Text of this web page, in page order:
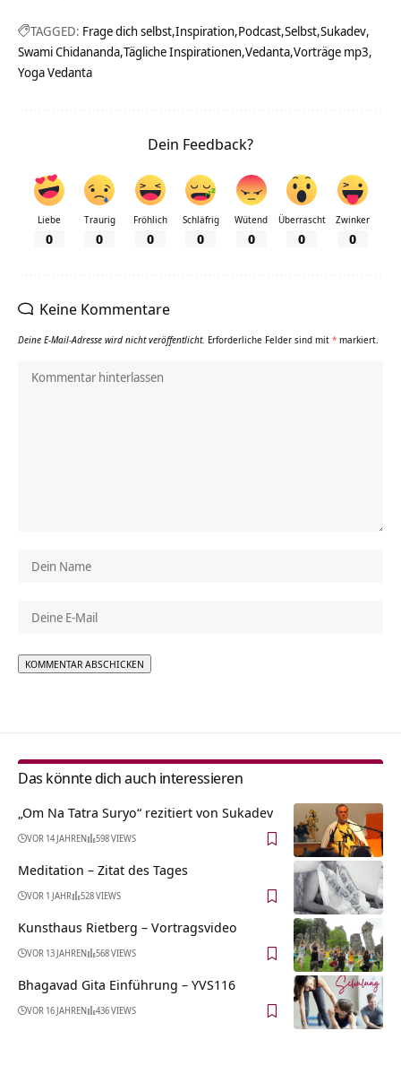
TAGGED: Frage dich selbst Inspiration Podcast Selbst Sukadev
Swami Chidananda Tägliche Inspirationen Vedanta Vorträge mp3
Yoga Vedanta
Dein Feedback?
Liebe
0
Traurig
0
Fröhlich
0
Schläfrig
0
Wütend
0
Überrascht
0
Zwinker
0
Keine Kommentare
Deine E-Mail-Adresse wird nicht veröffentlicht. Erforderliche Felder sind mit * markiert.
Das könnte dich auch interessieren
„Om Na Tatra Suryo“ rezitiert von Sukadev
VOR 14 JAHREN 598 VIEWS
Meditation – Zitat des Tages
VOR 1 JAHR 528 VIEWS
Kunsthaus Rietberg‏‎ – Vortragsvideo
VOR 13 JAHREN 568 VIEWS
Bhagavad Gita Einführung – YVS116
VOR 16 JAHREN 436 VIEWS